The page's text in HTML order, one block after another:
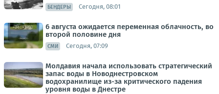
БЕНДЕРЫ Сегодня, 08:01
6 августа ожидается переменная облачность, во
второй половине дня
СМИ Сегодня, 07:09
Молдавия начала использовать стратегический
запас воды в Новоднестровском
водохранилище из-за критического падения
уровня воды в Днестре